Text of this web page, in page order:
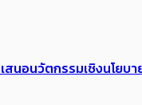
นอนวัตกรรมเชิงนโ